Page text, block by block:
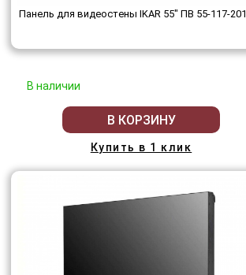
Панель для видеостены IKAR 55" ПВ 55-117-201
В наличии
В КОРЗИНУ
Купить в 1 клик